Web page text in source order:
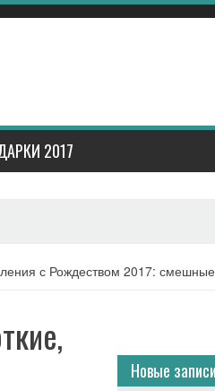
2017
с Рождеством 2017:
Новые записи